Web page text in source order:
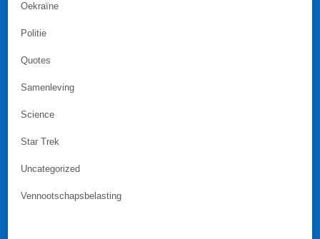
Oekraïne
Politie
Quotes
Samenleving
Science
Star Trek
Uncategorized
Vennootschapsbelasting